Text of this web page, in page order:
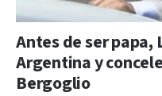
Antes de ser papa,
Argentina y
Bergoglio